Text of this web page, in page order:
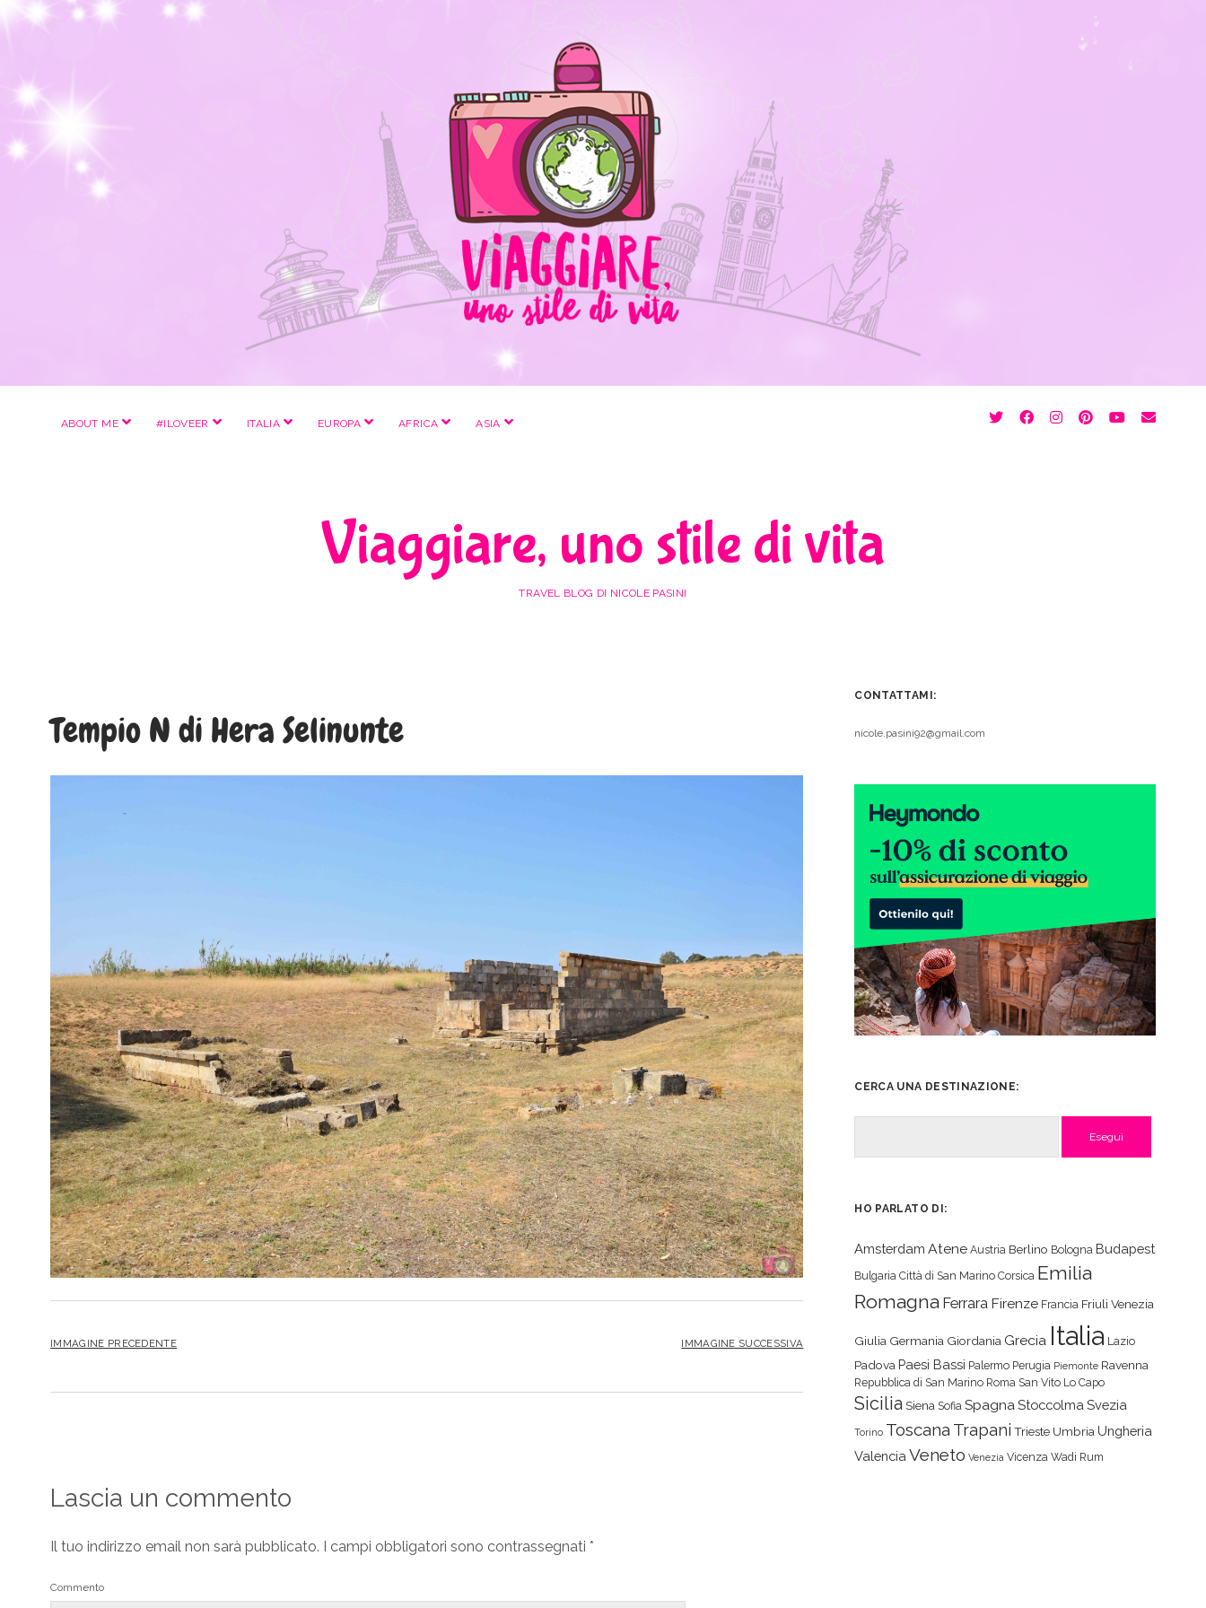
ABOUT ME apri
#ILOVEER apri
ITALIA apri
EUROPA apri
AFRICA apri
ASIA apri
twitterfacebookinstagram
pinterest
youtube
email
Viaggiare, uno stile di vita
TRAVEL BLOG DI NICOLE PASINI
Tempio N di Hera Selinunte
IMMAGINE PRECEDENTE IMMAGINE SUCCESSIVA
Lascia un commento
Il tuo indirizzo email non sarà pubblicato. I campi obbligatori sono contrassegnati *
Commento
CONTATTAMI:
nicole.pasini92@gmail.com
CERCA UNA DESTINAZIONE:
HO PARLATO DI:
Amsterdam Atene Austria Berlino Bologna Budapest
Bulgaria Città di San Marino Corsica Emilia
Romagna Ferrara Firenze Francia Friuli Venezia
Giulia Germania Giordania Grecia Italia Lazio
Padova Paesi Bassi Palermo Perugia Piemonte Ravenna
Repubblica di San Marino Roma San Vito Lo Capo
Sicilia Siena Sofia SpagnaStoccolma Svezia
Torino Toscana Trapani Trieste Umbria Ungheria
Valencia Veneto Venezia Vicenza Wadi Rum